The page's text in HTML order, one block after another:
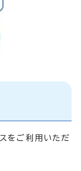
をご利用いただ